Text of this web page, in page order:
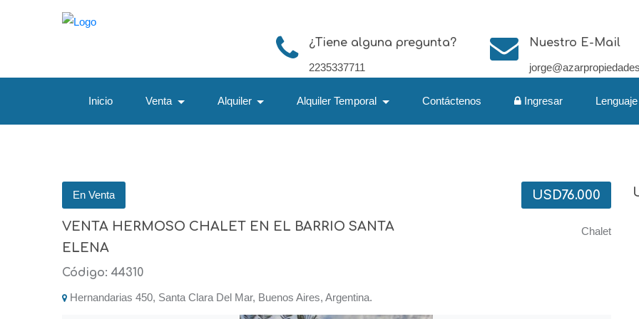
¿Tiene alguna pregunta?
2235337711
Nuestro E-Mail
Inicio Venta Alquiler Alquiler Temporal Contáctenos Ingresar Lenguaje
En Venta
VENTA HERMOSO CHALET EN EL BARRIO SANTA
ELENA
Código: 44310
Hernandarias 450, Santa Clara Del Mar, Buenos Aires, Argentina.
USD76.000
Chalet